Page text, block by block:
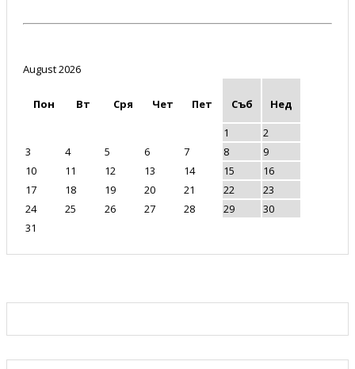
August 2026
Пон Вт Сря Чет Пет Съб
Нед
1
2
3
4 5 6 7 8
9
10
11 12 13 14 15
16
17
18 19 20 21 22
23
24
25 26 27 28 29
30
31